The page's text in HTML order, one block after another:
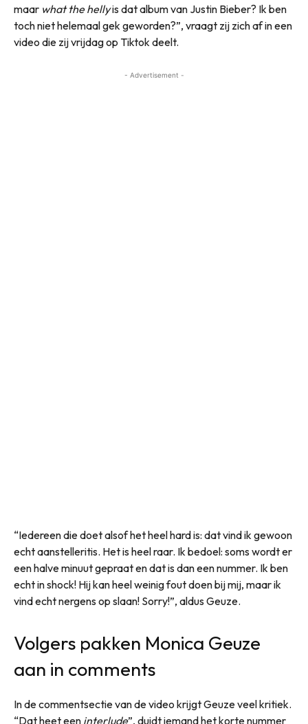
maar what the hellyis dat album van Justin Bieber? Ik ben
toch niet helemaal gek geworden?”, vraagt zij zich af in een
video die zij vrijdag op Tiktok deelt.
- Advertisement -
“Iedereen die doet alsof het heel hard is: dat vind ik gewoon
echt aanstelleritis. Het is heel raar. Ik bedoel: soms wordt er
een halve minuut gepraat en dat is dan een nummer. Ik ben
echt in shock! Hij kan heel weinig fout doen bij mij, maar ik
vind echt nergens op slaan! Sorry!”, aldus Geuze.
Volgers pakken Monica Geuze
aan in comments
In de commentsectie van de video krijgt Geuze veel kritiek.
“Dat heet een interlude”, duidt iemand het korte nummer